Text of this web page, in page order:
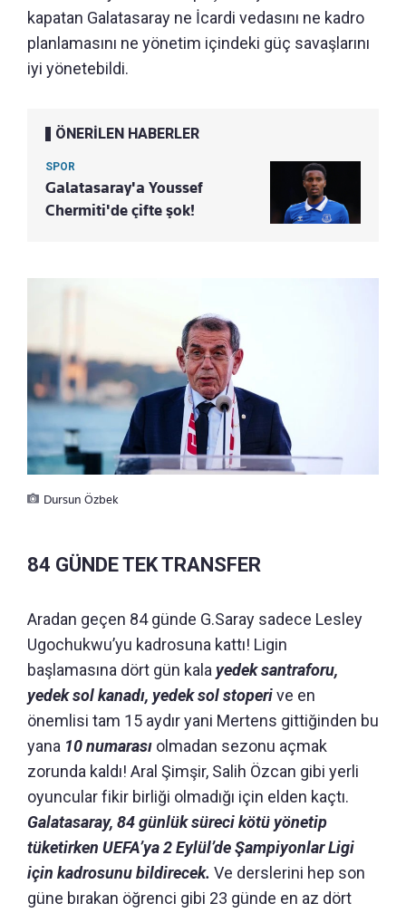
kapatan Galatasaray ne İcardi vedasını ne kadro
planlamasını ne yönetim içindeki güç savaşlarını
iyi yönetebildi.
ÖNERİLEN HABERLER
SPOR
Galatasaray'a Youssef
Chermiti'de çifte şok!
Dursun Özbek
84 GÜNDE TEK TRANSFER
Aradan geçen 84 günde G.Saray sadece Lesley
Ugochukwu’yu kadrosuna kattı! Ligin
başlamasına dört gün kalayedek santraforu,
yedek sol kanadı, yedek sol stoperive en
önemlisi tam 15 aydır yani Mertens gittiğinden bu
yana 10 numarası olmadan sezonu açmak
zorunda kaldı! Aral Şimşir, Salih Özcan gibi yerli
oyuncular fikir birliği olmadığı için elden kaçtı.
Galatasaray, 84 günlük süreci kötü yönetip
tüketirken UEFA’ya 2 Eylül’de Şampiyonlar Ligi
için kadrosunu bildirecek. Ve derslerini hep son
güne bırakan öğrenci gibi 23 günde en az dört